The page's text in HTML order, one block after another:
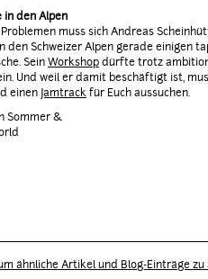
in den Alpen
muss sich Andreas
den Schweizer Alpen gerade einigen
SeinWorkshopdürfte trotz
Und weil er damit beschäftigt ist,
einen Jamtrackfür Euch aussuchen.
Sommer &
ähnliche Artikel und Blog-Einträge zu